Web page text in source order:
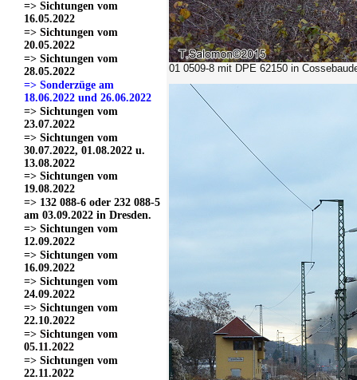
=> Sichtungen vom
16.05.2022
=> Sichtungen vom
20.05.2022
=> Sichtungen vom
28.05.2022
=> Sonderzüge am
18.06.2022 und 26.06.2022
=> Sichtungen vom
23.07.2022
=> Sichtungen vom
30.07.2022, 01.08.2022 u.
13.08.2022
=> Sichtungen vom
19.08.2022
=> 132 088-6 oder 232 088-5
am 03.09.2022 in Dresden.
=> Sichtungen vom
12.09.2022
=> Sichtungen vom
16.09.2022
=> Sichtungen vom
24.09.2022
=> Sichtungen vom
22.10.2022
=> Sichtungen vom
05.11.2022
=> Sichtungen vom
22.11.2022
01 0509-8 mit DPE 62150 in